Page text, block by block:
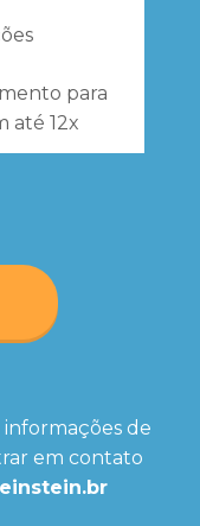
para
até 12x
informações de
em contato